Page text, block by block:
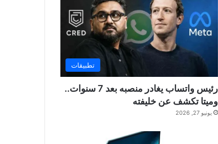
تطبيقات
رئيس واتساب يغادر منصبه بعد 7 سنوات..
وميتا تكشف عن خليفته
يونيو 27, 2026